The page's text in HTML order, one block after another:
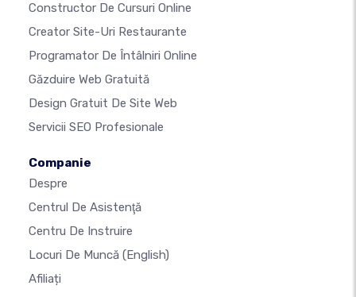
Constructor De Cursuri Online
Creator Site-Uri Restaurante
Programator De Întâlniri Online
Găzduire Web Gratuită
Design Gratuit De Site Web
Servicii SEO Profesionale
Companie
Despre
Centrul De Asistenţă
Centru De Instruire
Locuri De Muncă (English)
Afiliați